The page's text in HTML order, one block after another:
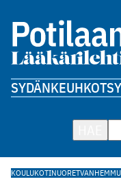
SYDÄNKEUHKOT
KOULUKOTINUORET